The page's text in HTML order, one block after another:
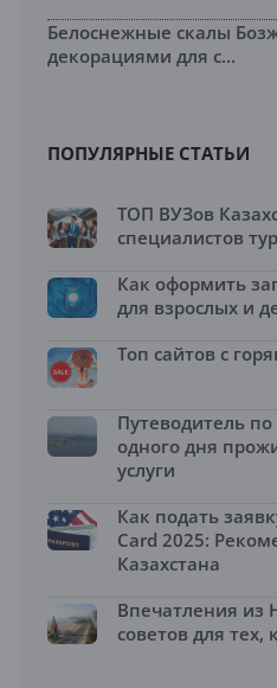
Белоснежные скалы
декорациями для с...
ПОПУЛЯРНЫЕ СТАТЬИ
ТОП ВУЗов
специалистов
Как оформить
для взрослых и
Топ сайтов с
Путеводитель
одного дня
услуги
Как подать
Card 2025:
Казахстана
Впечатления из
советов для тех,